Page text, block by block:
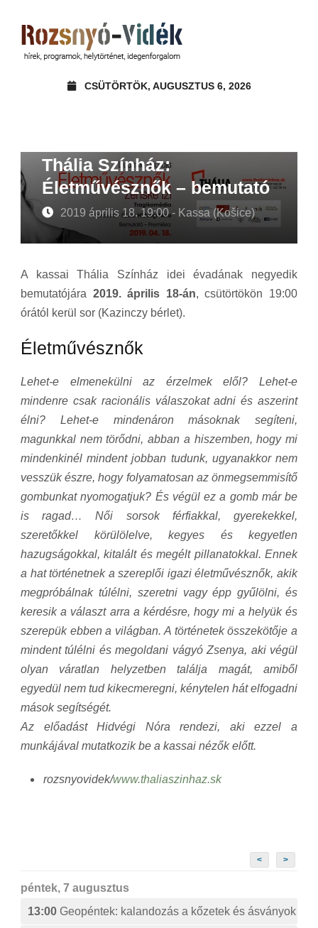
CSÜTÖRTÖK, AUGUSZTUS 6, 2026
Thália Színház:
Életművésznők – bemutató
2019 április 18. 19:00 - Kassa (Košice)
A kassai Thália Színház idei évadának negyedik
bemutatójára 2019. április 18-án, csütörtökön 19:00
órától kerül sor (Kazinczy bérlet).
Életművésznők
Lehet-e elmenekülni az érzelmek elől? Lehet-e
mindenre csak racionális válaszokat adni és aszerint
élni? Lehet-e mindenáron másoknak segíteni,
magunkkal nem törődni, abban a hiszemben, hogy mi
mindenkinél mindent jobban tudunk, ugyanakkor nem
vesszük észre, hogy folyamatosan az önmegsemmisítő
gombunkat nyomogatjuk? És végül ez a gomb már be
is ragad… Női sorsok férfiakkal, gyerekekkel,
szeretőkkel körülölelve, kegyes és kegyetlen
hazugságokkal, kitalált és megélt pillanatokkal. Ennek
a hat történetnek a szereplői igazi életművésznők, akik
megpróbálnak túlélni, szeretni vagy épp gyűlölni, és
keresik a választ arra a kérdésre, hogy mi a helyük és
szerepük ebben a világban. A történetek összekötője a
mindent túlélni és megoldani vágyó Zsenya, aki végül
olyan váratlan helyzetben találja magát, amiből
egyedül nem tud kikecmeregni, kénytelen hát elfogadni
mások segítségét.
Az előadást Hidvégi Nóra rendezi, aki ezzel a
munkájával mutatkozik be a kassai nézők előtt.
rozsnyovidek/www.thaliaszinhaz.sk
< >
péntek, 7 augusztus
13:00 Geopéntek: kalandozás a kőzetek és ásványok